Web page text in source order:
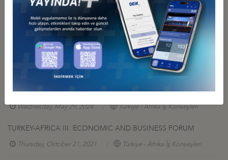
Other Events Related To Business Council
RESILIENT PARTNERS: TÜRKİYE & AFRICA DEEPENING
ECONOMIC RELATIONS FOR INTEGRATION AND MUTUAL
BENEFITS WITH CENTRAL ROLE OF PRIVATE SECTOR
Wednesday, May 29, 2024 Türkiye - Afrika İş Konseyleri
TURKEY-AFRICA III. ECONOMIC AND BUSINESS FORUM
Thursday, October 21, 2021 Türkiye - Afrika İş Konseyleri